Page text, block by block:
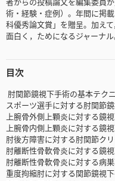
術・経験・症例）。年間に掲
科優秀論文賞」を贈呈。加え
面白く，ためになるジャーナル
目次
肘関節鏡視下手術の基本テ
スポーツ選手に対する肘関節
上腕骨外側上顆炎に対する鏡
上腕骨内側上顆炎に対する鏡
肘後方障害に対する肘関節ク
肘離断性骨軟骨炎に対する鏡
肘離断性骨軟骨炎に対する病
重度拘縮肘に対する関節鏡視